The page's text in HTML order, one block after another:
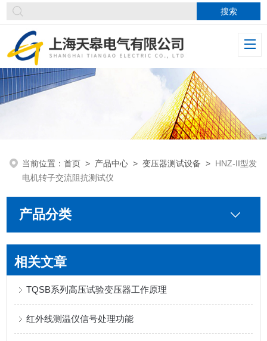
当前位置：首页 > 产品中心 >变压器测试设备 > HNZ-II型发
电机转子交流阻抗测试仪
产品分类
相关文章
TQSB系列高压试验变压器工作原理
红外线测温仪信号处理功能